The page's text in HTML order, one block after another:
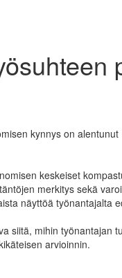
kynnys on
keskeiset
merkitys sekä
näyttöä työnantajalta
siitä, mihin
arvioinnin.